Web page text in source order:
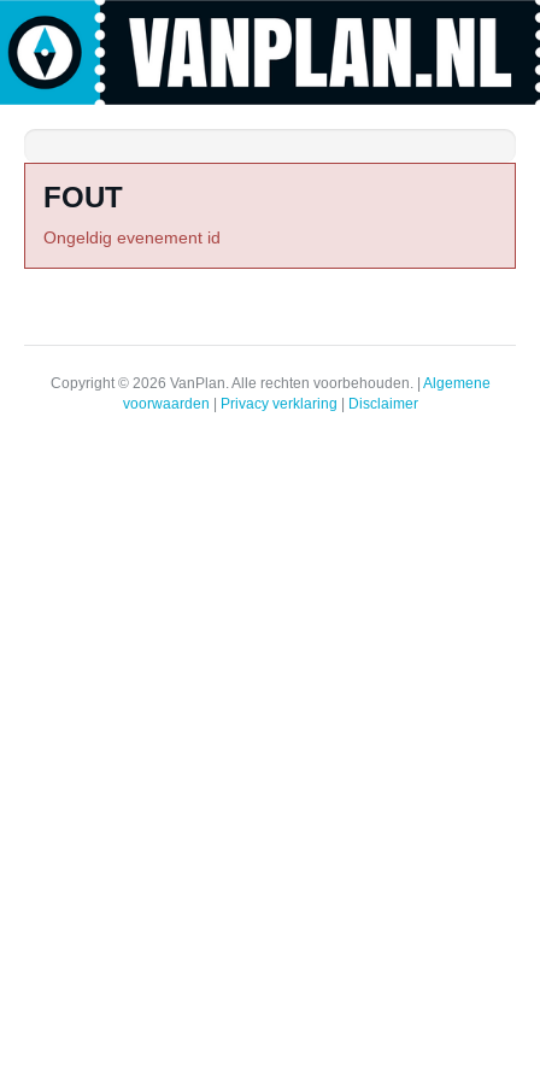
FOUT
Ongeldig evenement id
Copyright © 2026 VanPlan. Alle rechten voorbehouden. | Algemene
voorwaarden
Privacy verklaring Disclaimer